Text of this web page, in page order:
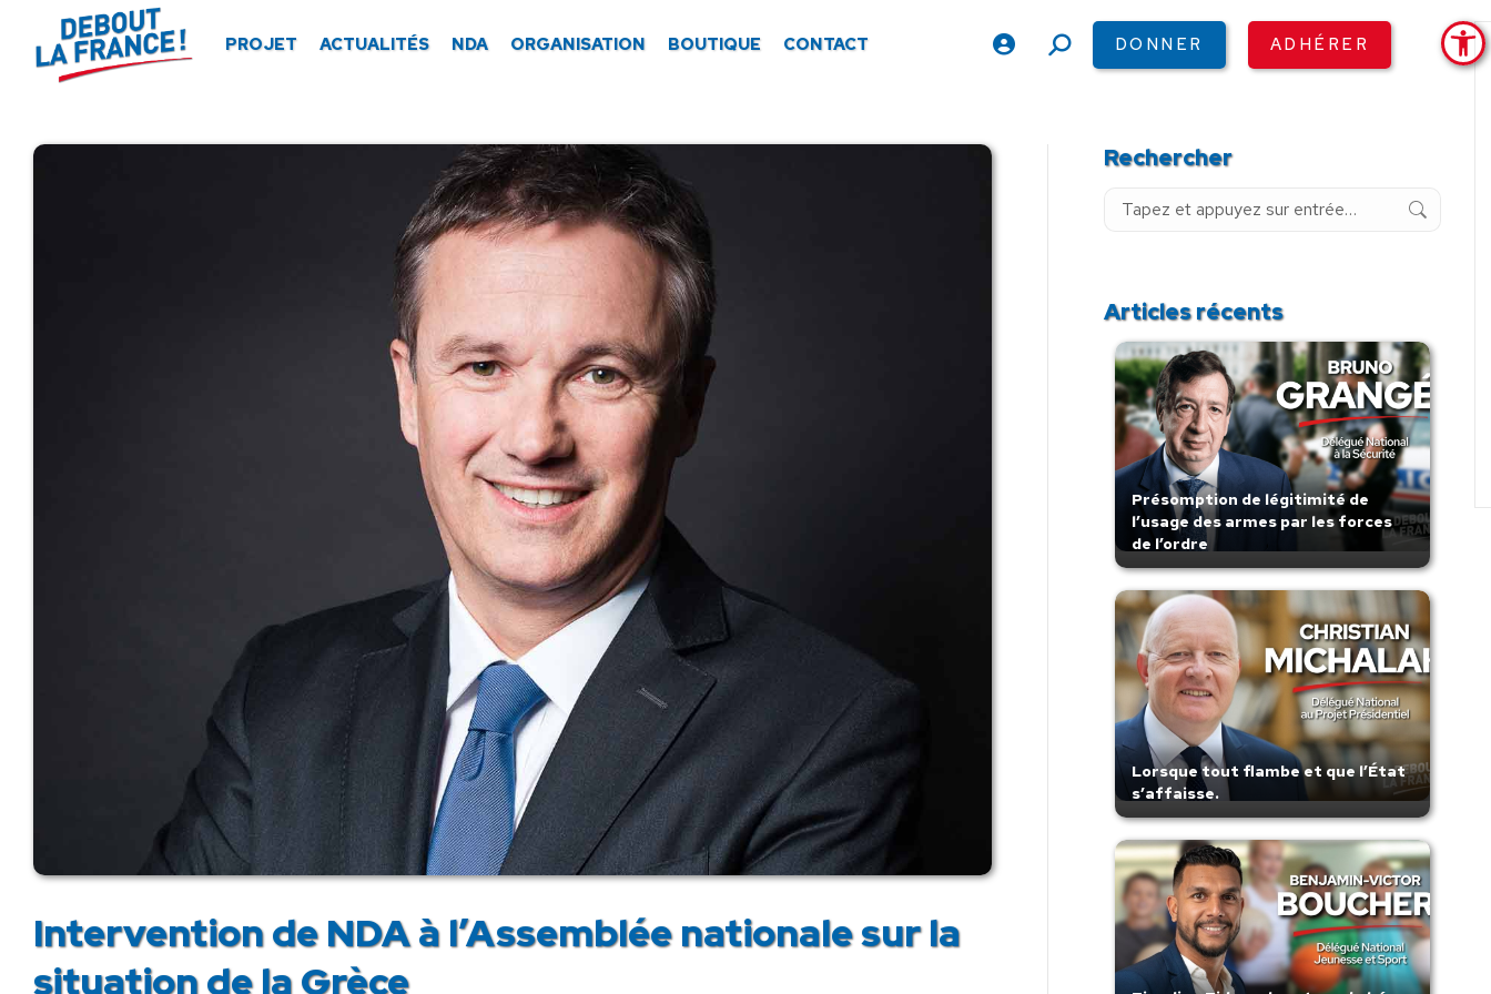
PROJET ACTUALITÉS NDA ORGANISATION BOUTIQUE CONTACT
RechercheDONNER ADHÉRER
Intervention de NDA à l’Assemblée nationale sur la
situation de la Grèce
Rechercher
Recherche
Articles récents
Présomption de légitimité de
l’usage des armes par les forces
de l’ordre
Lorsque tout flambe et que l’État
s’affaisse.
Panneau de gestion des cookies